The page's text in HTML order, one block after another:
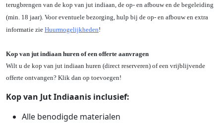
terugbrengen van de kop van jut indiaan, de op- en afbouw en de begeleiding
(min. 18 jaar). Voor eventuele bezorging, hulp bij de op- en afbouw en extra
informatie zie Huurmogelijkheden!
Kop van jut indiaan huren of een offerte aanvragen
Wilt u de kop van jut indiaan huren (direct reserveren) of een vrijblijvende
offerte ontvangen? Klik dan op toevoegen!
Kop van Jut Indiaanis inclusief:
Alle benodigde materialen